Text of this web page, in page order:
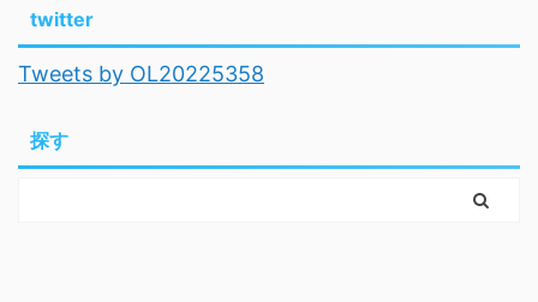
twitter
Tweets by OL20225358
探す